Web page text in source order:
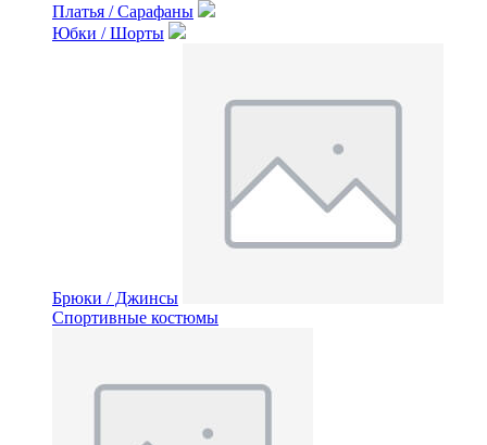
Платья / Сарафаны
Юбки / Шорты
Брюки / Джинсы
Спортивные костюмы